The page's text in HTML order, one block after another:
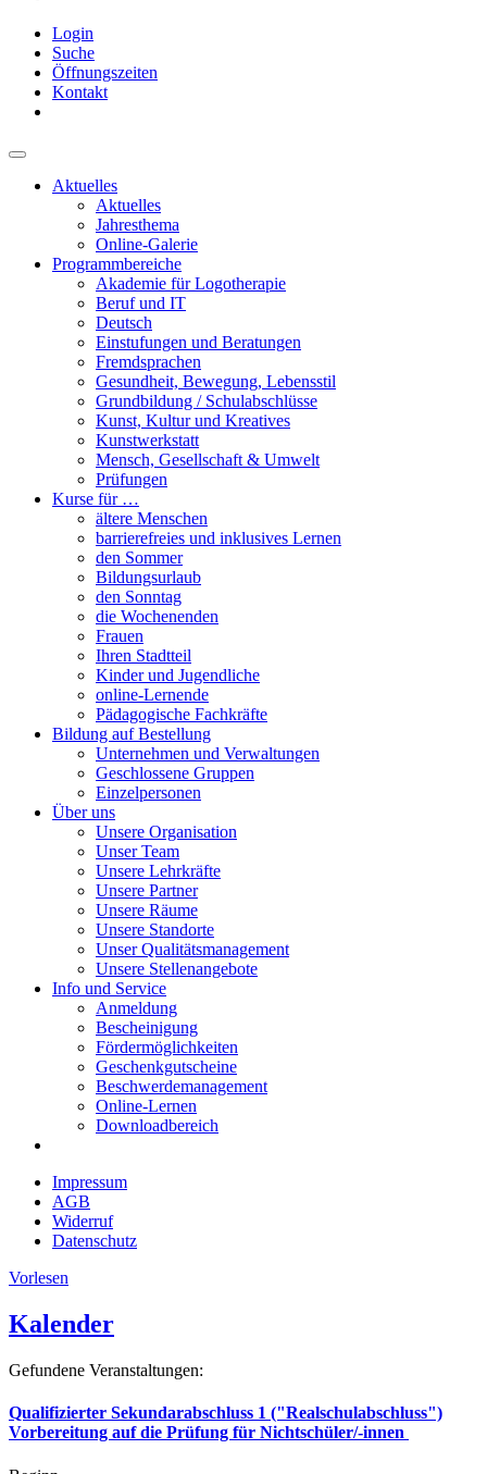
Login
Suche
Öffnungszeiten
Kontakt
Aktuelles
Aktuelles
Jahresthema
Online-Galerie
Programmbereiche
Akademie für Logotherapie
Beruf und IT
Deutsch
Einstufungen und Beratungen
Fremdsprachen
Gesundheit, Bewegung, Lebensstil
Grundbildung / Schulabschlüsse
Kunst, Kultur und Kreatives
Kunstwerkstatt
Mensch, Gesellschaft & Umwelt
Prüfungen
Kurse für …
ältere Menschen
barrierefreies und inklusives Lernen
den Sommer
Bildungsurlaub
den Sonntag
die Wochenenden
Frauen
Ihren Stadtteil
Kinder und Jugendliche
online-Lernende
Pädagogische Fachkräfte
Bildung auf Bestellung
Unternehmen und Verwaltungen
Geschlossene Gruppen
Einzelpersonen
Über uns
Unsere Organisation
Unser Team
Unsere Lehrkräfte
Unsere Partner
Unsere Räume
Unsere Standorte
Unser Qualitätsmanagement
Unsere Stellenangebote
Info und Service
Anmeldung
Bescheinigung
Fördermöglichkeiten
Geschenkgutscheine
Beschwerdemanagement
Online-Lernen
Downloadbereich
Impressum
AGB
Widerruf
Datenschutz
Vorlesen
Kalender
Gefundene Veranstaltungen:
Qualifizierter Sekundarabschluss 1 ("Realschulabschluss")
Vorbereitung auf die Prüfung für Nichtschüler/-innen